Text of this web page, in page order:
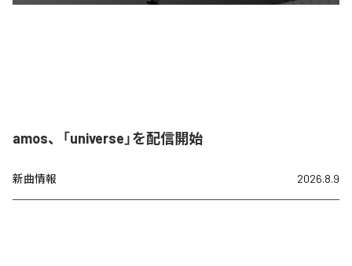
amos、「universe」を配信開始
新曲情報 2026.8.9